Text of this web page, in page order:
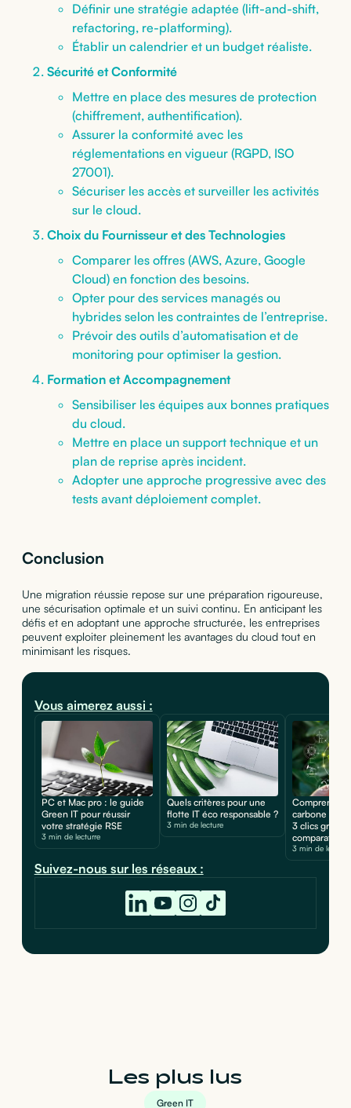
Définir une stratégie adaptée (lift-and-shift,
refactoring, re-platforming).
Établir un calendrier et un budget réaliste.
Sécurité et Conformité
Mettre en place des mesures de protection
(chiffrement, authentification).
Assurer la conformité avec les
réglementations en vigueur (RGPD, ISO
27001).
Sécuriser les accès et surveiller les activités
sur le cloud.
Choix du Fournisseur et des Technologies
Comparer les offres (AWS, Azure, Google
Cloud) en fonction des besoins.
Opter pour des services managés ou
hybrides selon les contraintes de l’entreprise.
Prévoir des outils d’automatisation et de
monitoring pour optimiser la gestion.
Formation et Accompagnement
Sensibiliser les équipes aux bonnes pratiques
du cloud.
Mettre en place un support technique et un
plan de reprise après incident.
Adopter une approche progressive avec des
tests avant déploiement complet.
Conclusion
Une migration réussie repose sur une préparation rigoureuse,
une sécurisation optimale et un suivi continu. En anticipant les
défis et en adoptant une approche structurée, les entreprises
peuvent exploiter pleinement les avantages du cloud tout en
minimisant les risques.
Vous aimerez aussi :
PC et Mac pro : le guide
Green IT pour réussir
votre stratégie RSE
3 min de lecturre
Quels critères pour une
flotte IT éco responsable ?
3 min de lecture
Comprendre
carbone de
3 clics grâce
comparateur
3 min de lecture
Suivez-nous sur les réseaux :
Les plus lus
Green IT